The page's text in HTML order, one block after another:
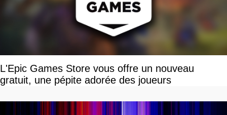
L'Epic Games Store vous offre un nouveau
gratuit, une pépite adorée des joueurs